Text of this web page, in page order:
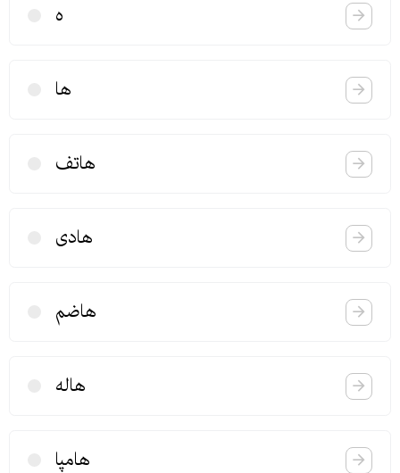
ه
ها
هاتف
هادی
هاضم
هاله
هامپا